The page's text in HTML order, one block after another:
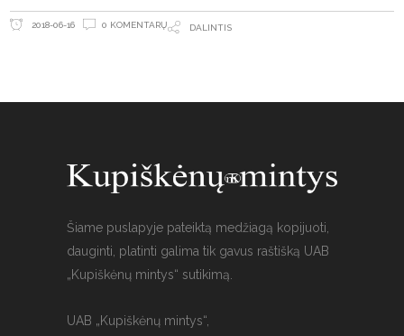
2018-06-16 0 KOMENTARŲ DALINTIS
Šiame puslapyje pateiktą medžiagą kopijuoti,
dauginti, platinti galima tik gavus raštišką UAB
„Kupiškėnų mintys“ sutikimą.
UAB „Kupiškėnų mintys“,